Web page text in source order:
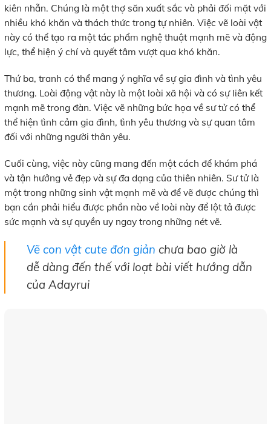
kiên nhẫn. Chúng là một thợ săn xuất sắc và phải đối mặt với
nhiều khó khăn và thách thức trong tự nhiên. Việc vẽ loài vật
này có thể tạo ra một tác phẩm nghệ thuật mạnh mẽ và động
lực, thể hiện ý chí và quyết tâm vượt qua khó khăn.
Thứ ba, tranh có thể mang ý nghĩa về sự gia đình và tình yêu
thương. Loài động vật này là một loài xã hội và có sự liên kết
mạnh mẽ trong đàn. Việc vẽ những bức họa về sư tử có thể
thể hiện tình cảm gia đình, tình yêu thương và sự quan tâm
đối với những người thân yêu.
Cuối cùng, việc này cũng mang đến một cách để khám phá
và tận hưởng vẻ đẹp và sự đa dạng của thiên nhiên. Sư tử là
một trong những sinh vật mạnh mẽ và để vẽ được chúng thì
bạn cần phải hiểu được phần nào về loài này để lột tả được
sức mạnh và sự quyền uy ngay trong những nét vẽ.
Vẽ con vật cute đơn giản chưa bao giờ là
dễ dàng đến thế với loạt bài viết hướng dẫn
của Adayrui